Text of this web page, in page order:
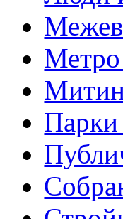
Метро
Парки